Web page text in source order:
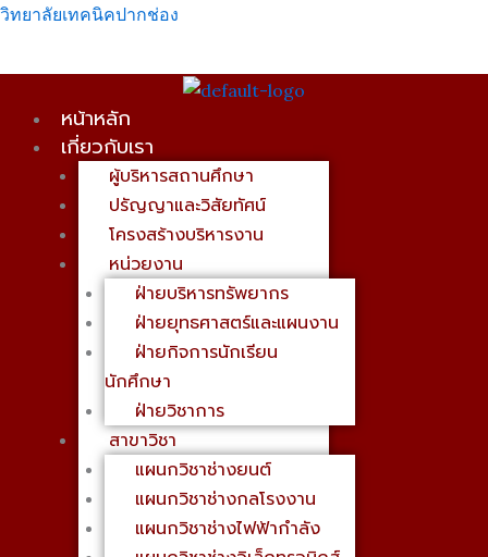
Skip
content
วิทยาลัยเทคนิคปากช่อง
เมนู
หน้าหลัก
เกี่ยวกับเรา
ผู้บริหารสถานศึกษา
ปรัญญาและวิสัยทัศน์
โครงสร้างบริหารงาน
หน่วยงาน
ฝ่ายบริหารทรัพยากร
ฝ่ายยุทธศาสตร์และแผนงาน
ฝ่ายกิจการนักเรียน
นักศึกษา
ฝ่ายวิชาการ
สาขาวิชา
แผนกวิชาช่างยนต์
แผนกวิชาช่างกลโรงงาน
แผนกวิชาช่างไฟฟ้ากำลัง